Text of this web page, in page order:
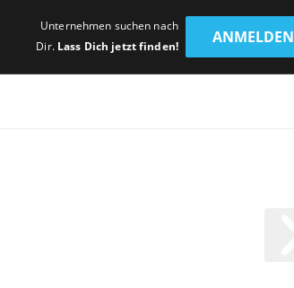
Unternehmen suchen nach
Dir. Lass Dich jetzt finden!
ANMELDEN